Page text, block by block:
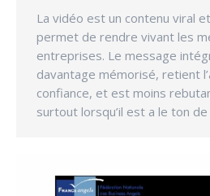
La vidéo est un contenu viral
permet de rendre vivant les
entreprises. Le message
davantage mémorisé, retient
confiance, et est moins
surtout lorsqu’il est a le ton